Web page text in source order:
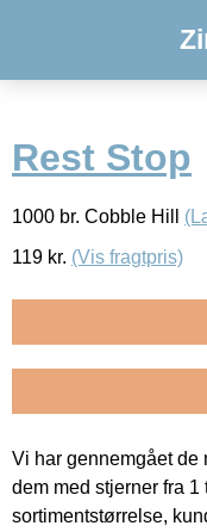
Rest Stop
1000 br. Cobble Hill
119 kr. (Vis fragtpris)
Vi har gennemgået
dem med stjerner fra
sortimentstørrelse,